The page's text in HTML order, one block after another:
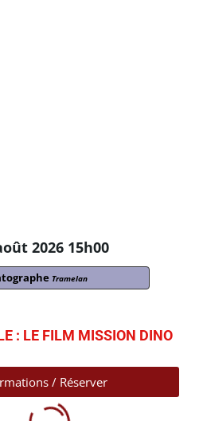
2026 15h00
Tramelan
: LE FILM MISSION DINO
/ Réserver